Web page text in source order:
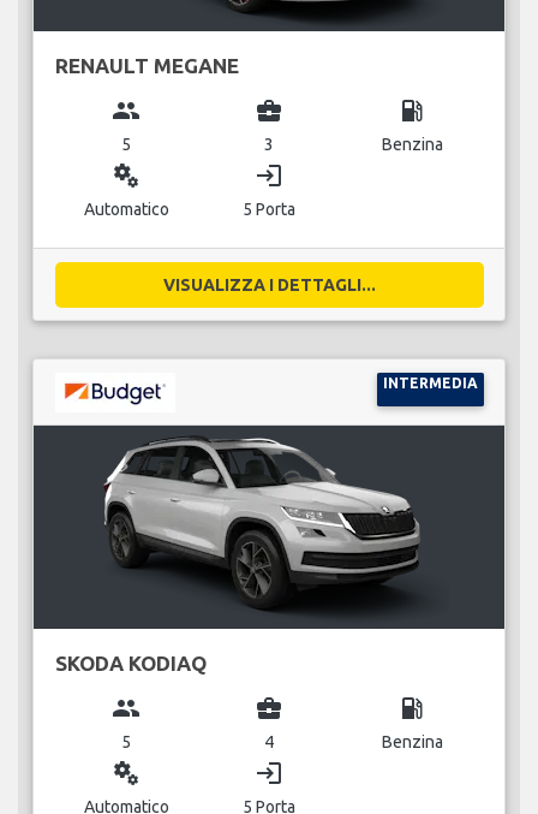
RENAULT MEGANE
group
5
business_center
3
local_gas_station
Benzina
miscellaneous_services
Automatico
login
5 Porta
VISUALIZZA I DETTAGLI...
INTERMEDIA
SKODA KODIAQ
group
5
business_center
4
local_gas_station
Benzina
miscellaneous_services
Automatico
login
5 Porta